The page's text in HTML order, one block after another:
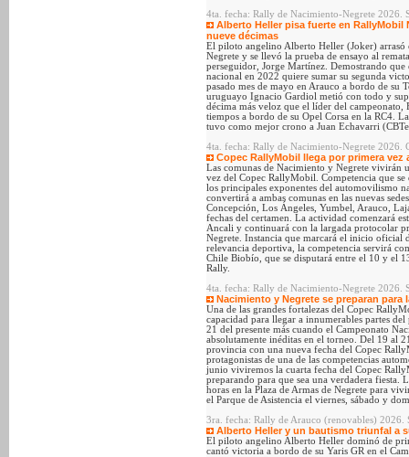
4ta. fecha: Rally de Nacimiento-Negrete 2026.
Alberto Heller pisa fuerte en RallyMobil
nueve décimas
El piloto angelino Alberto Heller (Joker)
Negrete y se llevó la prueba de ensayo al
perseguidor, Jorge Martínez. Demostrando
nacional en 2022 quiere sumar su segunda
pasado mes de mayo en Arauco a bordo de
uruguayo Ignacio Gardiol metió con todo y
décima más veloz que el líder del
tiempos a bordo de su Opel Corsa en la RC4.
tuvo como mejor crono a Juan Echavarri
4ta. fecha: Rally de Nacimiento-Negrete 2026.
Copec RallyMobil llega por primera
Las comunas de Nacimiento y Negrete vivirán
vez del Copec RallyMobil. Competencia que
los principales exponentes del automovilismo
convertirá a ambas comunas en las nuevas
Concepción, Los Ángeles, Yumbel, Arauco,
fechas del certamen. La actividad comenzará
Ancali y continuará con la largada protocolar
Negrete. Instancia que marcará el inicio oficial
relevancia deportiva, la competencia servirá
Chile Biobío, que se disputará entre el 10 y el
Rally.
4ta. fecha: Rally de Nacimiento-Negrete 2026.
Nacimiento y Negrete se preparan para
Una de las grandes fortalezas del Copec
capacidad para llegar a innumerables partes
21 del presente más cuando el Campeonato
absolutamente inéditas en el torneo. Del 19 al
provincia con una nueva fecha del Copec
protagonistas de una de las competencias
junio viviremos la cuarta fecha del Copec
preparando para que sea una verdadera fiesta.
horas en la Plaza de Armas de Negrete para
el Parque de Asistencia el viernes, sábado y
3ra. fecha: Rally de Arauco (renovables) 2026.
Alberto Heller y un bautismo triunfal a
El piloto angelino Alberto Heller dominó de
cantó victoria a bordo de su Yaris GR en el